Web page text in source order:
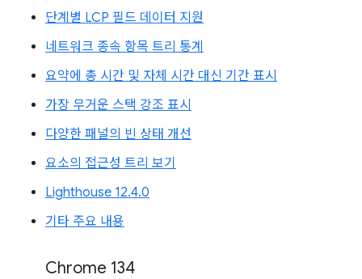
단계별 LCP 필드 데이터 지원
네트워크 종속 항목 트리 통계
요약에 총 시간 및 자체 시간 대신 기간 표시
가장 무거운 스택 강조 표시
다양한 패널의 빈 상태 개선
요소의 접근성 트리 보기
Lighthouse 12.4.0
기타 주요 내용
Chrome 134